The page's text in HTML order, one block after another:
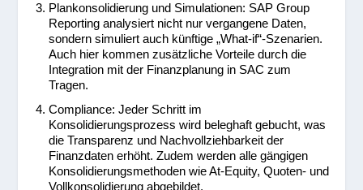
Plankonsolidierung und Simulationen: SAP Group
Reporting analysiert nicht nur vergangene Daten,
sondern simuliert auch künftige „What-if“-Szenarien.
Auch hier kommen zusätzliche Vorteile durch die
Integration mit der Finanzplanung in SAC zum
Tragen.
Compliance: Jeder Schritt im
Konsolidierungsprozess wird beleghaft gebucht, was
die Transparenz und Nachvollziehbarkeit der
Finanzdaten erhöht. Zudem werden alle gängigen
Konsolidierungsmethoden wie At-Equity, Quoten- und
Vollkonsolidierung abgebildet.